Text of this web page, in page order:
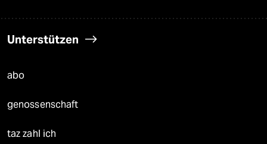
Unterstützen
abo
genossenschaft
taz zahl ich